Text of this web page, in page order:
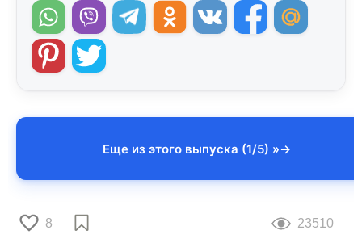
Еще из этого выпуска (1/5) »
8 23510